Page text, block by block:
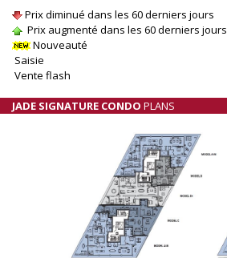
Prix diminué dans les 60 derniers jours
Prix augmenté dans les 60 derniers jours
Nouveauté
Saisie
Vente flash
JADE SIGNATURE CONDO PLANS